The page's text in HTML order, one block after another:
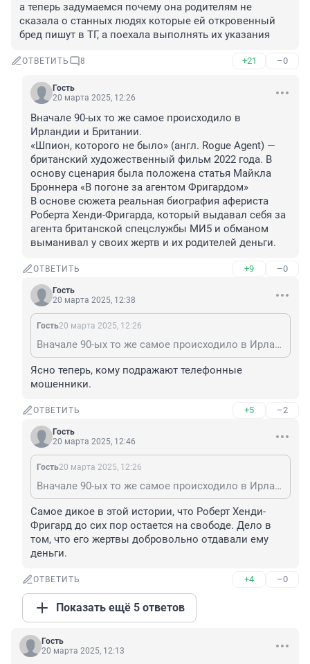
а теперь задумаемся почему она родителям не
сказала о станных людях которые ей откровенный
бред пишут в ТГ, а поехала выполнять их указания
ОТВЕТИТЬ 8 +21 –0
Гость
20 марта 2025, 12:26
Вначале 90-ых то же самое происходило в
Ирландии и Британии.
«Шпион, которого не было» (англ. Rogue Agent) —
британский художественный фильм 2022 года. В
основу сценария была положена статья Майкла
Броннера «В погоне за агентом Фригардом»
В основе сюжета реальная биография афериста
Роберта Хенди-Фригарда, который выдавал себя за
агента британской спецслужбы МИ5 и обманом
выманивал у своих жертв и их родителей деньги.
ОТВЕТИТЬ +9 –0
Гость
20 марта 2025, 12:38
Гость20 марта 2025, 12:26
Вначале 90-ых то же самое происходило в Ирландии и Британии. «Шпион, которого не было» (англ. Rogue Agent) — британский художественный фильм 2022 года. В основу сценария была положена статья Майкла Броннера «В погоне за агентом Фригардом» В основе сюжета реальная биография афериста Роберта Хенди-Фригарда, который выдавал себя за агента британской спецслужбы МИ5 и обманом выманивал у своих жертв и их родителей деньги.
Ясно теперь, кому подражают телефонные
мошенники.
ОТВЕТИТЬ +5 –2
Гость
20 марта 2025, 12:46
Гость20 марта 2025, 12:26
Вначале 90-ых то же самое происходило в Ирландии и Британии. «Шпион, которого не было» (англ. Rogue Agent) — британский художественный фильм 2022 года. В основу сценария была положена статья Майкла Броннера «В погоне за агентом Фригардом» В основе сюжета реальная биография афериста Роберта Хенди-Фригарда, который выдавал себя за агента британской спецслужбы МИ5 и обманом выманивал у своих жертв и их родителей деньги.
Самое дикое в этой истории, что Роберт Хенди-
Фригард до сих пор остается на свободе. Дело в
том, что его жертвы добровольно отдавали ему
деньги.
ОТВЕТИТЬ +4 –0
Показать ещё 5 ответов
Гость
20 марта 2025, 12:13